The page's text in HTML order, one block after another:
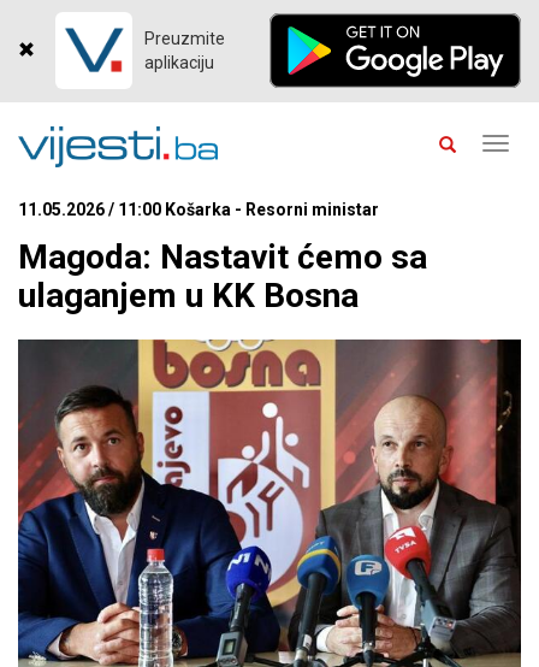
Preuzmite
aplikaciju
11.05.2026 / 11:00 Košarka - Resorni ministar
Magoda: Nastavit ćemo sa
ulaganjem u KK Bosna